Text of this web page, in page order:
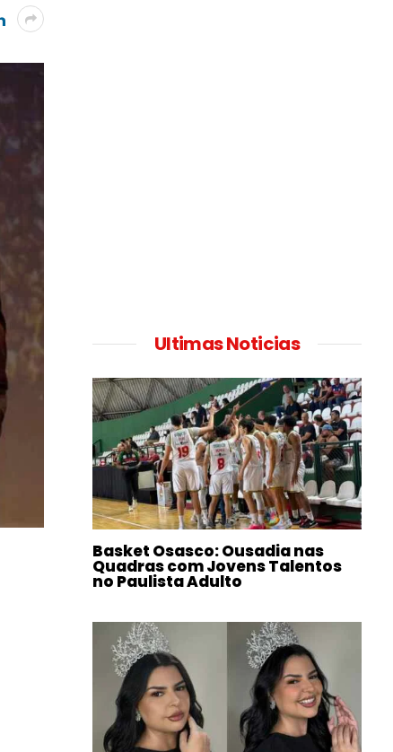
Ultimas Noticias
Basket Osasco: Ousadia nas
Quadras com Jovens Talentos
no Paulista Adulto